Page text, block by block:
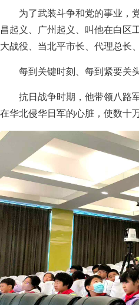
为了武装斗争和党的事业，
昌起义、广州起义、叫他在白区
大战役、当北平市长、代理总
每到关键时刻、每到紧要关
抗日战争时期，他带领八路
在华北侵华日军的心脏，使数